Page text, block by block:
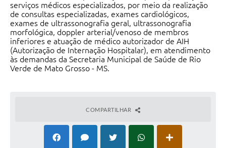
Galeria de Fotos
Contratos
Governo do Estado do Mato Grosso do Sul
Carta de Serviços
serviços médicos especializados, por meio da realização
de consultas especializadas, exames cardiológicos,
exames de ultrassonografia geral, ultrassonografia
morfológica, doppler arterial/venoso de membros
inferiores e atuação de médico autorizador de AIH
(Autorização de Internação Hospitalar), em atendimento
às demandas da Secretaria Municipal de Saúde de Rio
Verde de Mato Grosso - MS.
COMPARTILHAR